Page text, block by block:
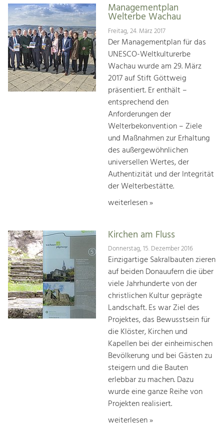
Managementplan
Welterbe Wachau
Freitag, 24. März 2017
Der Managementplan für das
UNESCO-Weltkulturerbe
Wachau wurde am 29. März
2017 auf Stift Göttweig
präsentiert. Er enthält –
entsprechend den
Anforderungen der
Welterbekonvention – Ziele
und Maßnahmen zur Erhaltung
des außergewöhnlichen
universellen Wertes, der
Authentizität und der Integrität
der Welterbestätte.
weiterlesen »
Kirchen am Fluss
Donnerstag, 15. Dezember 2016
Einzigartige Sakralbauten zieren
auf beiden Donauufern die über
viele Jahrhunderte von der
christlichen Kultur geprägte
Landschaft. Es war Ziel des
Projektes, das Bewusstsein für
die Klöster, Kirchen und
Kapellen bei der einheimischen
Bevölkerung und bei Gästen zu
steigern und die Bauten
erlebbar zu machen. Dazu
wurde eine ganze Reihe von
Projekten realisiert.
weiterlesen »